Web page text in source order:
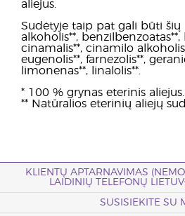
aliejus.
Sudėtyje taip pat gali būti šių
alkoholis**, benzilbenzoatas**,
cinamalis**, cinamilo
eugenolis**, farnezolis**,
limonenas**, linalolis**.
* 100 % grynas eterinis aliejus.
** Natūralios eterinių aliejų
KLIENTŲ APTARNAVIMAS
LAIDINIŲ TELEFONŲ
SUSISIEKITE SU